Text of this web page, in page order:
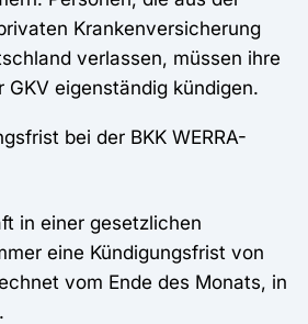
Krankenversicherung
verlassen, müssen ihre
eigenständig kündigen.
bei der BKK WERRA-
in einer gesetzlichen
eine Kündigungsfrist von
vom Ende des Monats, in